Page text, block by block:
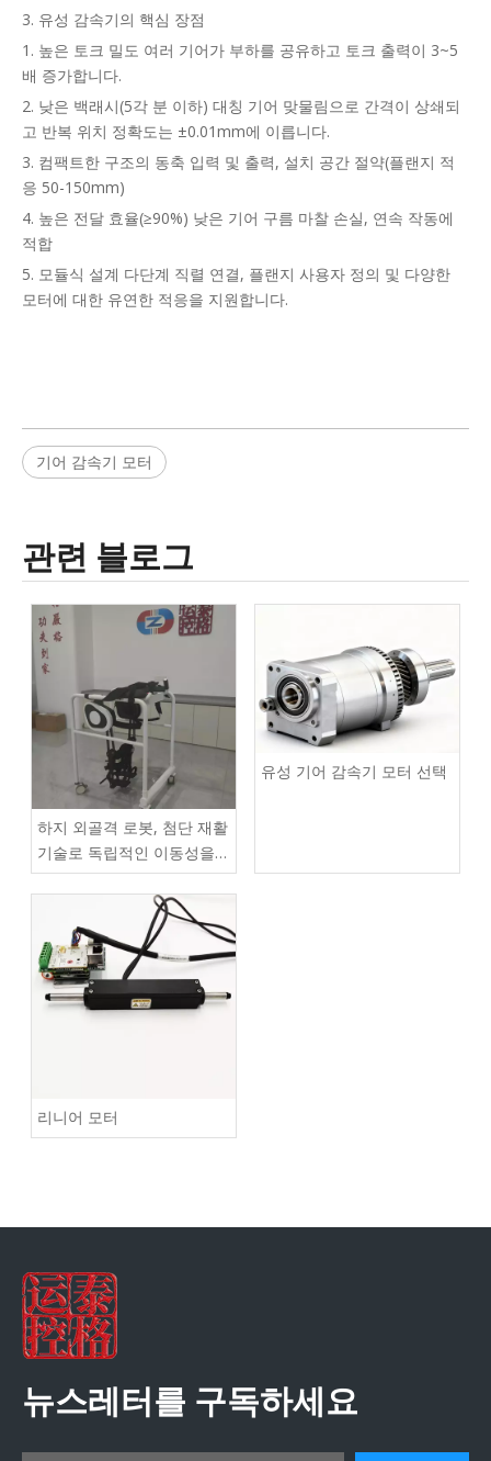
3. 유성 감속기의 핵심 장점
1. 높은 토크 밀도 여러 기어가 부하를 공유하고 토크 출력이 3~5
배 증가합니다.
2. 낮은 백래시(5각 분 이하) 대칭 기어 맞물림으로 간격이 상쇄되
고 반복 위치 정확도는 ±0.01mm에 이릅니다.
3. 컴팩트한 구조의 동축 입력 및 출력, 설치 공간 절약(플랜지 적
응 50-150mm)
4. 높은 전달 효율(≥90%) 낮은 기어 구름 마찰 손실, 연속 작동에
적합
5. 모듈식 설계 다단계 직렬 연결, 플랜지 사용자 정의 및 다양한
모터에 대한 유연한 적응을 지원합니다.
기어 감속기 모터
관련 블로그
하지 외골격 로봇, 첨단 재활
기술로 독립적인 이동성을
되찾다
유성 기어 감속기 모터 선택
리니어 모터
뉴스레터를 구독하세요